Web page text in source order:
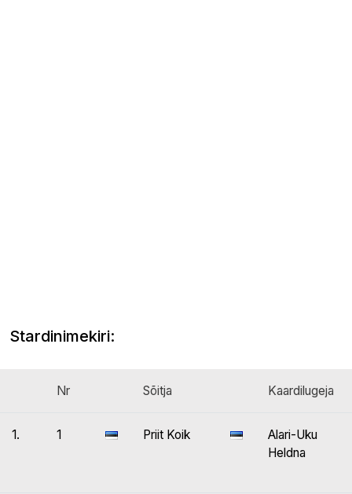
Stardinimekiri:
Nr Sõitja Kaardilugeja
1. 1 Priit Koik
Alari-Uku
Heldna